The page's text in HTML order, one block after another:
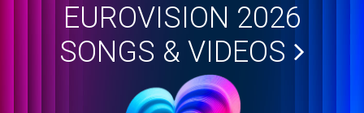
EUROVISION 2026
SONGS & VIDEOS